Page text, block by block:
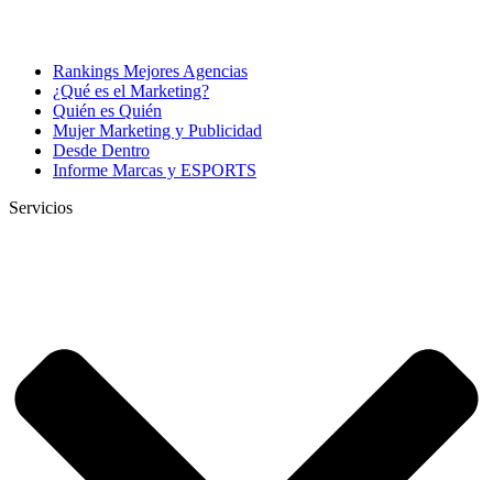
Rankings Mejores Agencias
¿Qué es el Marketing?
Quién es Quién
Mujer Marketing y Publicidad
Desde Dentro
Informe Marcas y ESPORTS
Servicios